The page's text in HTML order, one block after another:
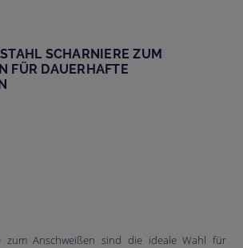
SCHARNIERE ZUM
DAUERHAFTE V
zum Anschweißen sind die ideale Wahl für